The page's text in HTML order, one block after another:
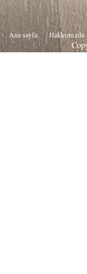
Ana sayfa Hakkιmιzda